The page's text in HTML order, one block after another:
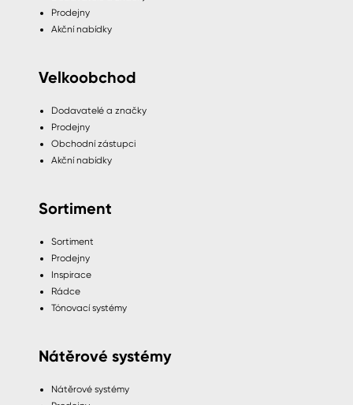
Prodejny
Akční nabídky
Velkoobchod
Dodavatelé a značky
Prodejny
Obchodní zástupci
Akční nabídky
Sortiment
Sortiment
Prodejny
Inspirace
Rádce
Tónovací systémy
Nátěrové systémy
Nátěrové systémy